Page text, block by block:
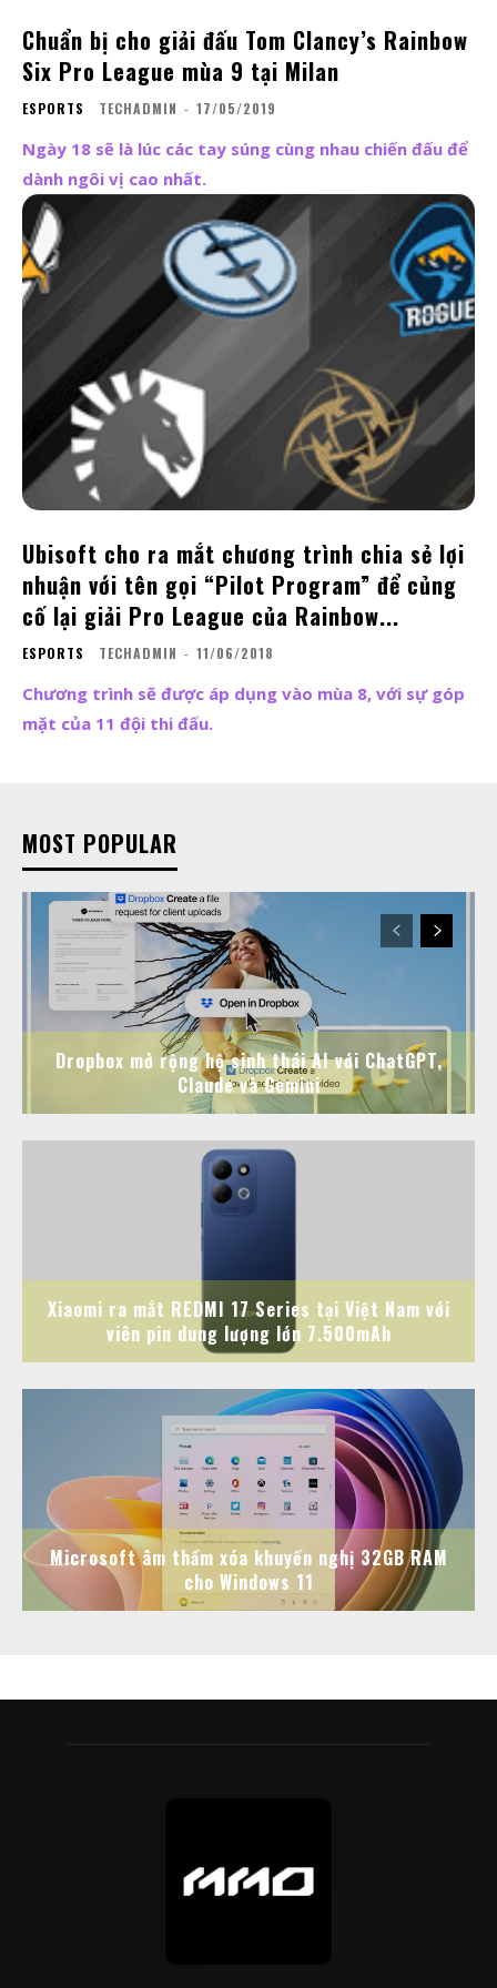
Chuẩn bị cho giải đấu Tom Clancy’s Rainbow
Six Pro League mùa 9 tại Milan
ESPORTS TECHADMIN - 17/05/2019
Ngày 18 sẽ là lúc các tay súng cùng nhau chiến đấu để
dành ngôi vị cao nhất.
Ubisoft cho ra mắt chương trình chia sẻ lợi
nhuận với tên gọi “Pilot Program” để củng
cố lại giải Pro League của Rainbow...
ESPORTS TECHADMIN - 11/06/2018
Chương trình sẽ được áp dụng vào mùa 8, với sự góp
mặt của 11 đội thi đấu.
MOST POPULAR
Dropbox mở rộng hệ sinh thái AI với ChatGPT,
Claude và Gemini
Xiaomi ra mắt REDMI 17 Series tại Việt Nam với
viên pin dung lượng lớn 7.500mAh
Microsoft âm thầm xóa khuyến nghị 32GB RAM
cho Windows 11